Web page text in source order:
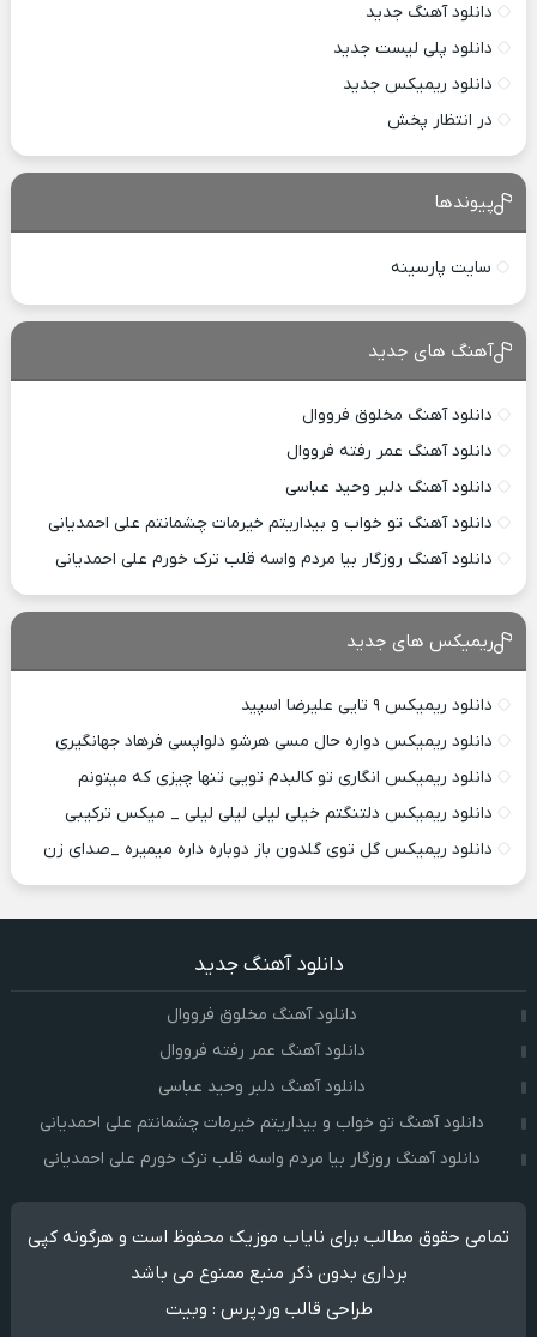
دانلود آهنگ جدید
دانلود پلی لیست جدید
دانلود ریمیکس جدید
در انتظار پخش
پیوندها
سایت پارسینه
آهنگ های جدید
دانلود آهنگ مخلوق فرووال
دانلود آهنگ عمر رفته فرووال
دانلود آهنگ دلبر وحید عباسی
دانلود آهنگ تو خواب و بیداریتم خیرمات چشمانتم علی احمدیانی
دانلود آهنگ روزگار بیا مردم واسه قلب ترک خورم علی احمدیانی
ریمیکس های جدید
دانلود ریمیکس ۹ تایی علیرضا اسپید
دانلود ریمیکس دواره حال مسی هرشو دلواپسی فرهاد جهانگیری
دانلود ریمیکس انگاری تو کالبدم تویی تنها چیزی که میتونم
دانلود ریمیکس دلتنگتم خیلی لیلی لیلی لیلی _ میکس ترکیبی
دانلود ریمیکس گل توی گلدون باز دوباره داره میمیره _صدای زن
دانلود آهنگ جدید
دانلود آهنگ مخلوق فرووال
دانلود آهنگ عمر رفته فرووال
دانلود آهنگ دلبر وحید عباسی
دانلود آهنگ تو خواب و بیداریتم خیرمات چشمانتم علی احمدیانی
دانلود آهنگ روزگار بیا مردم واسه قلب ترک خورم علی احمدیانی
تمامی حقوق مطالب برای نایاب موزیک محفوظ است و هرگونه کپی
برداری بدون ذکر منبع ممنوع می باشد
طراحی قالب وردپرس : وبیت